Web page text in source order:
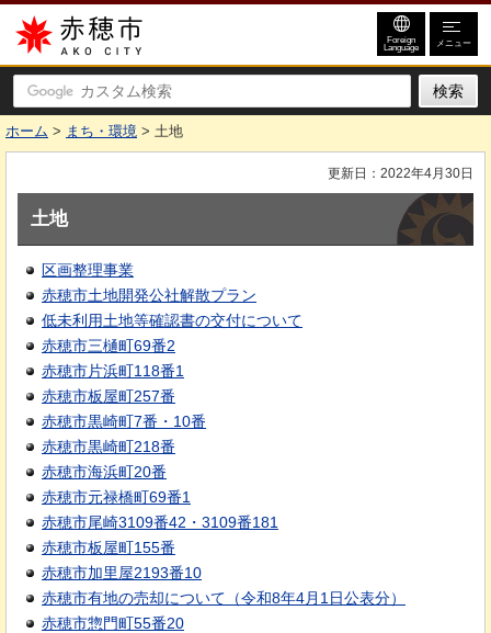
赤穂市
Foreign
Language メニュー
ホーム > まち・環境 > 土地
更新日：2022年4月30日
土地
区画整理事業
赤穂市土地開発公社解散プラン
低未利用土地等確認書の交付について
赤穂市三樋町69番2
赤穂市片浜町118番1
赤穂市板屋町257番
赤穂市黒崎町7番・10番
赤穂市黒崎町218番
赤穂市海浜町20番
赤穂市元禄橋町69番1
赤穂市尾崎3109番42・3109番181
赤穂市板屋町155番
赤穂市加里屋2193番10
赤穂市有地の売却について（令和8年4月1日公表分）
赤穂市惣門町55番20